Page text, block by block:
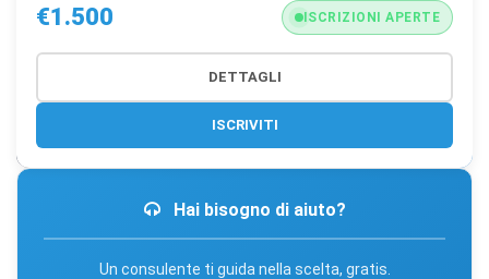
€1.500 ISCRIZIONI APERTE
DETTAGLI
ISCRIVITI
Hai bisogno di aiuto?
Un consulente ti guida nella scelta, gratis.